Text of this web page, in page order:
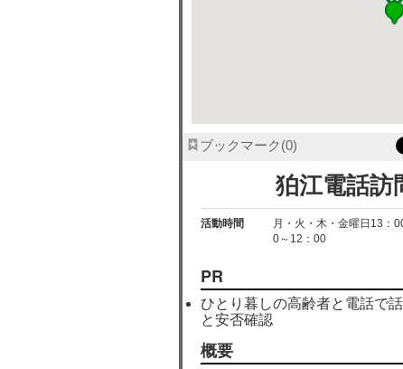
ブックマーク 0
狛江電話
活動時間
月・火・木・金曜日13：
0～12：00
PR
ひとり暮しの高齢者と電話で
と安否確認
概要